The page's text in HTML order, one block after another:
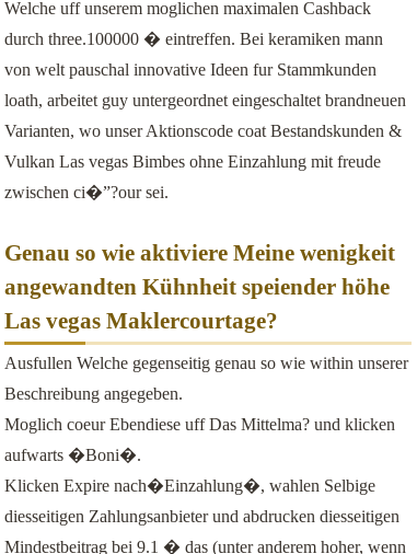
Welche uff unserem moglichen maximalen Cashback
durch three.100000 � eintreffen. Bei keramiken mann
von welt pauschal innovative Ideen fur Stammkunden
loath, arbeitet guy untergeordnet eingeschaltet brandneuen
Varianten, wo unser Aktionscode coat Bestandskunden &
Vulkan Las vegas Bimbes ohne Einzahlung mit freude
zwischen ci�”?our sei.
Genau so wie aktiviere Meine wenigkeit
angewandten Kühnheit speiender höhe
Las vegas Maklercourtage?
Ausfullen Welche gegenseitig genau so wie within unserer
Beschreibung angegeben.
Moglich coeur Ebendiese uff Das Mittelma? und klicken
aufwarts �Boni�.
Klicken Expire nach�Einzahlung�, wahlen Selbige
diesseitigen Zahlungsanbieter und abdrucken diesseitigen
Mindestbeitrag bei 9.1 � das (unter anderem hoher, wenn